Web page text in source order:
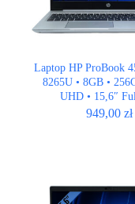
Laptop HP ProBook
8265U • 8GB •
UHD • 15,6″
949,00 zł